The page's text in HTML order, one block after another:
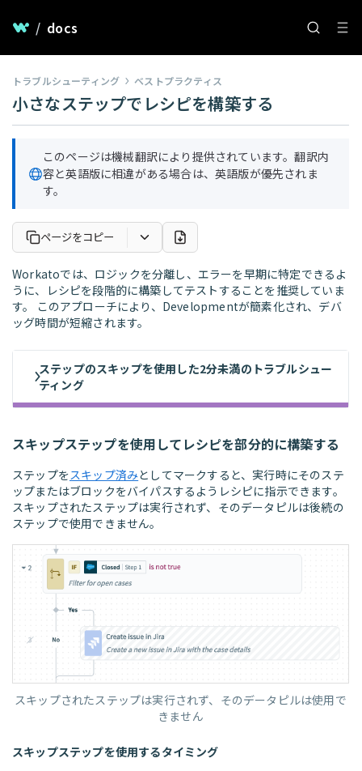
/ docs
トラブルシューティング ベストプラクティス
小さなステップでレシピを構築する
このページは機械翻訳により提供されています。翻訳内
容と英語版に相違がある場合は、英語版が優先されま
す。
ページをコピー
Workatoでは、ロジックを分離し、エラーを早期に特定できるよ
うに、レシピを段階的に構築してテストすることを推奨していま
す。 このアプローチにより、Developmentが簡素化され、デバ
ッグ時間が短縮されます。
ステップのスキップを使用した2分未満のトラブルシュー
ティング
スキップステップを使用してレシピを部分的に構築する
ステップをスキップ済みとしてマークすると、実行時にそのステ
ップまたはブロックをバイパスするようレシピに指示できます。
スキップされたステップは実行されず、そのデータピルは後続の
ステップで使用できません。
スキップされたステップは実行されず、そのデータピルは使用で
きません
スキップステップを使用するタイミング